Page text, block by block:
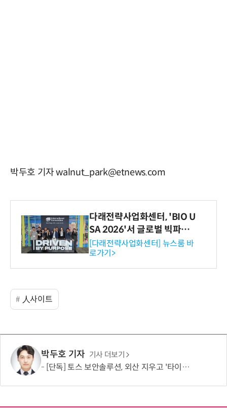
박두호 기자 walnut_park@etnews.com
다래전략사업화센터, 'BIO U
SA 2026'서 글로벌 빅파마
와의 비즈니스 미팅 지원…K
-바이오 해외 진출 교두보 확
보
[다래전략사업화센터] 뉴스룸 바
로가기>
人사이트
박두호 기자 기사 더보기
[단독] 토스 보안솔루션, 외산 지우고 '타이탄' 도입